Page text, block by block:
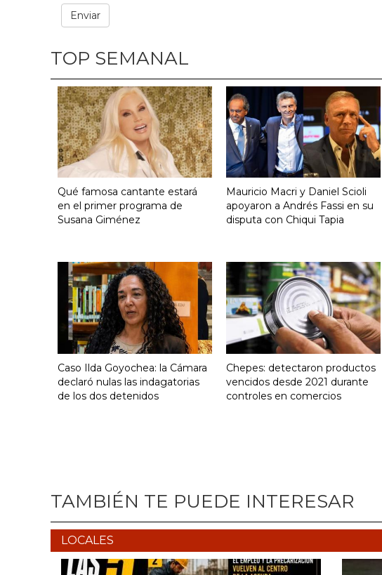
TOP SEMANAL
Qué famosa cantante estará
en el primer programa de
Susana Giménez
Mauricio Macri y Daniel Scioli
apoyaron a Andrés Fassi en su
disputa con Chiqui Tapia
Caso Ilda Goyochea: la Cámara
declaró nulas las indagatorias
de los dos detenidos
Chepes: detectaron productos
vencidos desde 2021 durante
controles en comercios
TAMBIÉN TE PUEDE INTERESAR
LOCALES